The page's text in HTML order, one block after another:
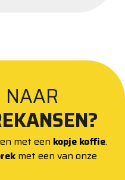
NAAR
met een kopje koffie.
met een van onze